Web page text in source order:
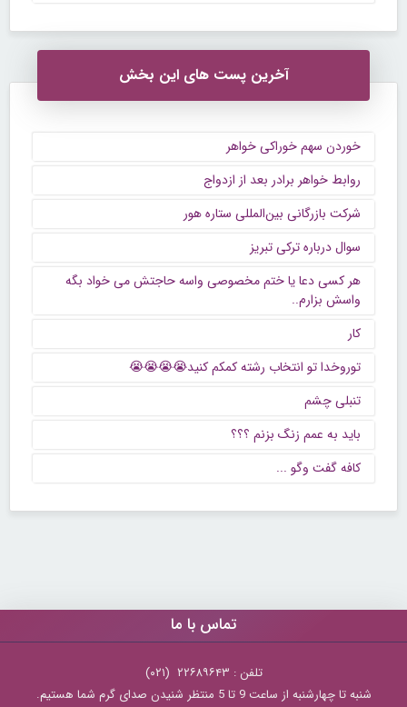
آخرین پست های این بخش
خوردن سهم خوراکی خواهر
روابط خواهر برادر بعد از ازدواج
شرکت بازرگانی بین‌المللی ستاره هور
سوال درباره ترکی تبریز
هر کسی دعا یا ختم مخصوصی واسه حاجتش می خواد بگه
واسش بزارم..
کار
توروخدا تو انتخاب رشته کمکم کنید😭😭😭😭
تنبلی چشم
باید به عمم زنگ بزنم ؟؟؟
كافه گفت وگو ...
تماس با ما
تلفن : ۲۲۶۸۹۶۴۳ (۰۲۱)
شنبه تا چهارشنبه از ساعت 9 تا 5 منتظر شنیدن صدای گرم شما هستیم.